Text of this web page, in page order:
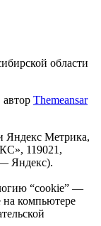
области
автор Themeansar
Яндекс Метрика,
119021,
Яндекс).
“cookie” —
компьютере